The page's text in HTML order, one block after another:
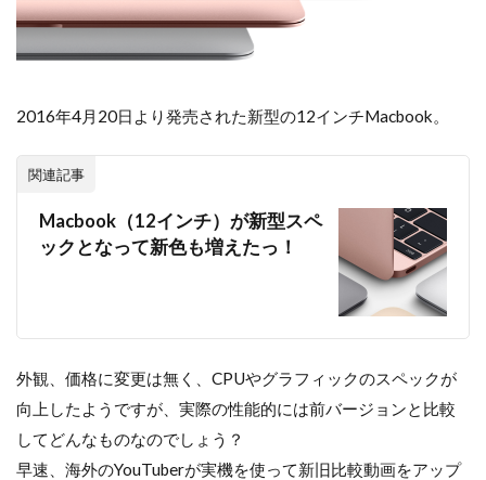
2016年4月20日より発売された新型の12インチMacbook。
関連記事
Macbook（12インチ）が新型スペ
ックとなって新色も増えたっ！
外観、価格に変更は無く、CPUやグラフィックのスペックが
向上したようですが、実際の性能的には前バージョンと比較
してどんなものなのでしょう？
早速、海外のYouTuberが実機を使って新旧比較動画をアップ